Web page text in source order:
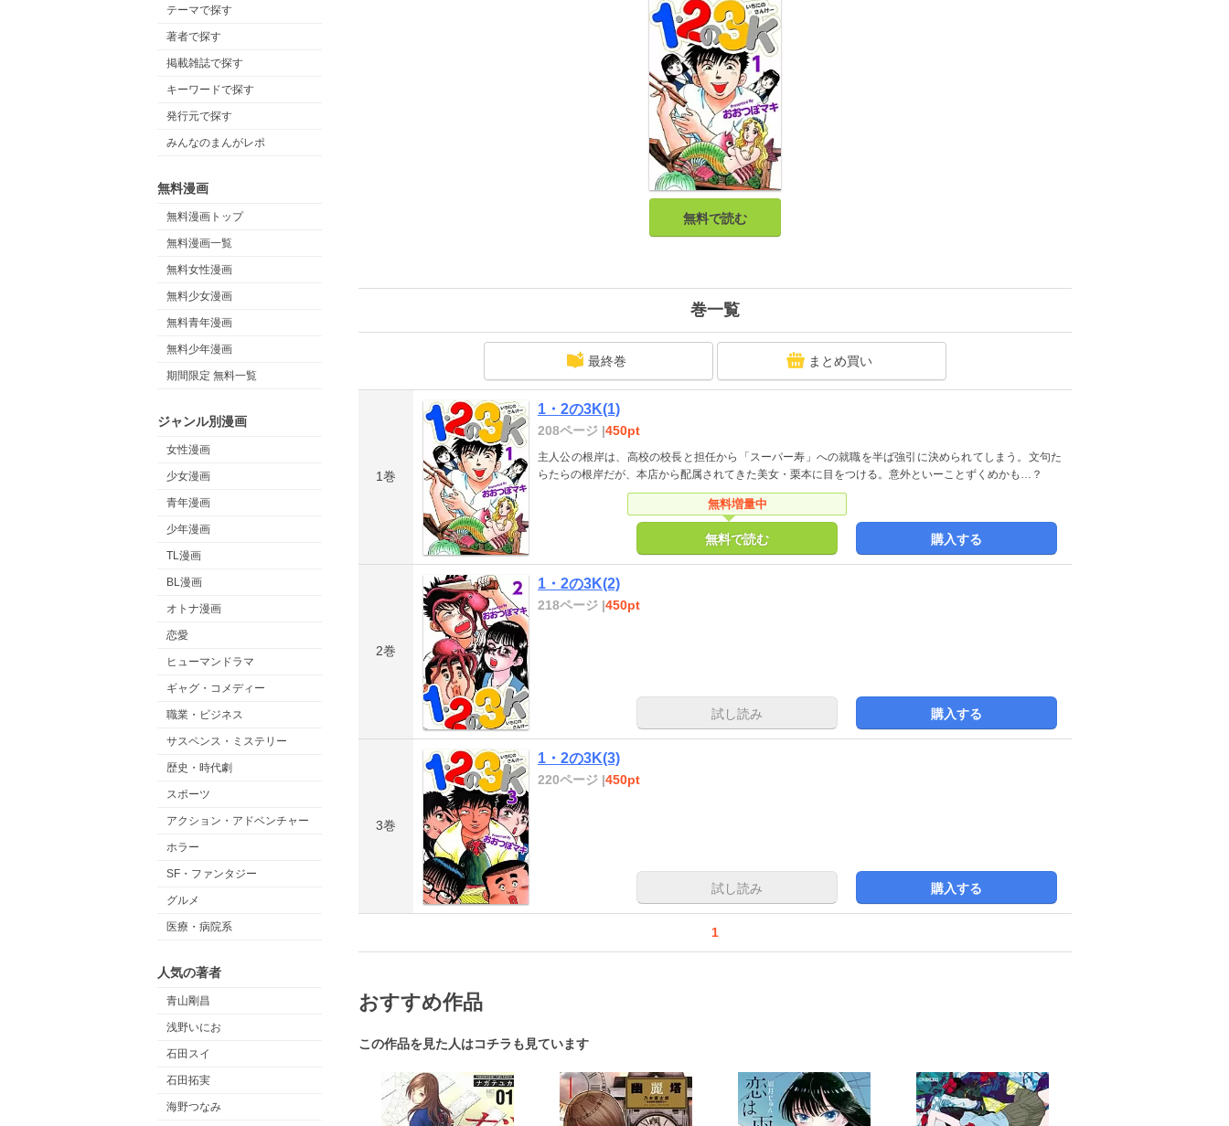
テーマで探す
著者で探す
掲載雑誌で探す
キーワードで探す
発行元で探す
みんなのまんがレポ
無料漫画
無料漫画トップ
無料漫画一覧
無料女性漫画
無料少女漫画
無料青年漫画
無料少年漫画
期間限定 無料一覧
ジャンル別漫画
女性漫画
少女漫画
青年漫画
少年漫画
TL漫画
BL漫画
オトナ漫画
恋愛
ヒューマンドラマ
ギャグ・コメディー
職業・ビジネス
サスペンス・ミステリー
歴史・時代劇
スポーツ
アクション・アドベンチャー
ホラー
SF・ファンタジー
グルメ
医療・病院系
人気の著者
青山剛昌
浅野いにお
石田スイ
石田拓実
海野つなみ
無料で読む
巻一覧
最終巻 まとめ買い
1巻
1・2の3K(1)
208ページ |450pt
主人公の根岸は、高校の校長と担任から「スーパー寿」への就職を半ば強引に決められてしまう。文句た
らたらの根岸だが、本店から配属されてきた美女・栗本に目をつける。意外といーことずくめかも…？
無料増量中
無料で読む 購入する
2巻
1・2の3K(2)
218ページ |450pt
試し読み 購入する
3巻
1・2の3K(3)
220ページ |450pt
試し読み 購入する
1
おすすめ作品
この作品を見た人はコチラも見ています